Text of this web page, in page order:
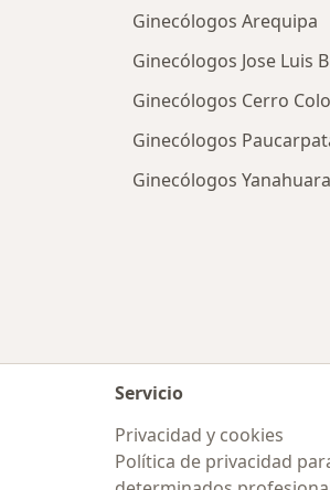
Ginecólogos Arequipa
Ginecólogos Jose Luis
Ginecólogos Cerro
Ginecólogos
Ginecólogos Yanahuara
Servicio
Privacidad y cookies
Política de privacidad